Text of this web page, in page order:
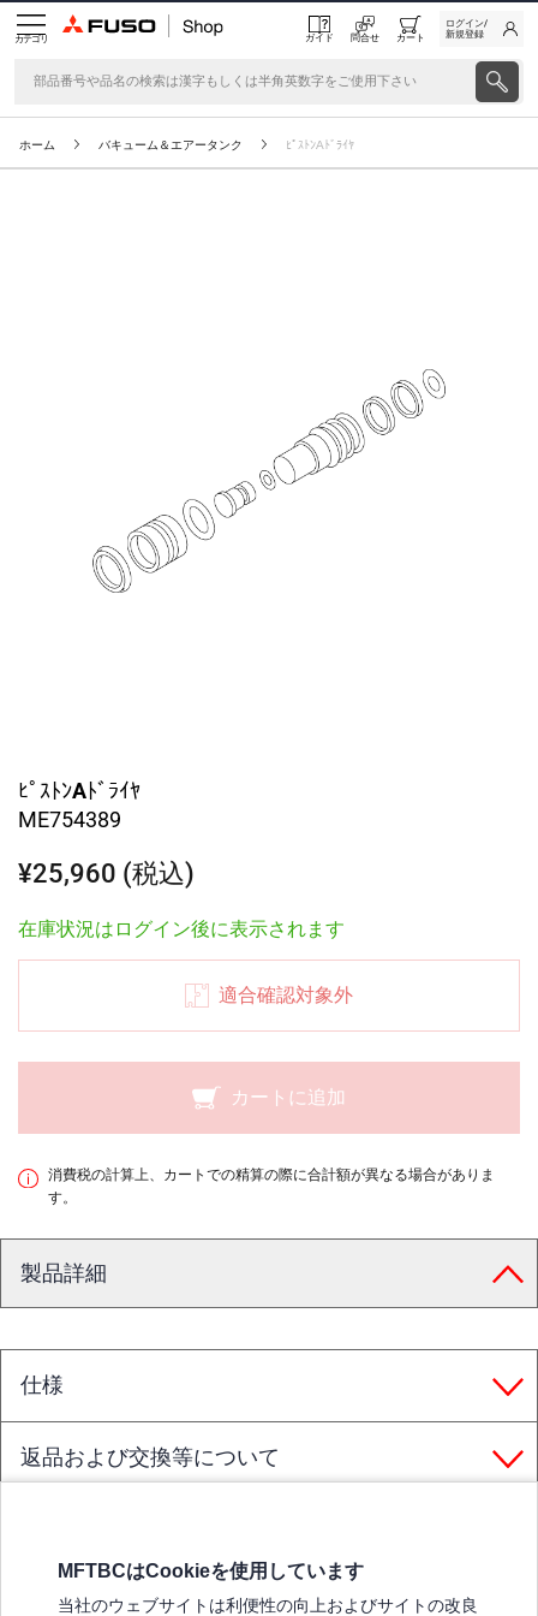
カテゴリ ガイド 問合せ カート
ログイン/
新規登録
ホーム バキューム＆エアータンク ﾋﾟｽﾄﾝAﾄﾞﾗｲﾔ
ﾋﾟｽﾄﾝAﾄﾞﾗｲﾔ
ME754389
¥25,960 (税込)
在庫状況はログイン後に表示されます
適合確認対象外
カートに追加
消費税の計算上、カートでの精算の際に合計額が異なる場合がありま
す。
製品詳細
仕様
返品および交換等について
MFTBCはCookieを使用しています
当社のウェブサイトは利便性の向上およびサイトの改良